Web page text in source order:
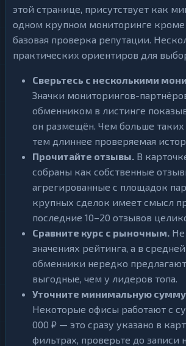
этой странице, присутствует как
одном крупном мониторинге кроме
базовая проверка репутации.
практических ориентиров для
Сверьтесь с несколькими
Значки мониторингов-
обменником в листинге
он размещён. Чем больше
тем длиннее проверяемая
Прочитайте отзывы. В
собраны как собственные
агрегированные с площадок
крупных сделок имеет смысл
последние 10–20 отзывов
Сравните курс с рыночным. Не
значениях рейтинга, а в
обменники нередко
выгодные, чем у лидеров топа.
Уточните минимальную сумму
Некоторые офисы работают с
000 ₽ — это сразу указано в
фильтрах, проверьте до записи